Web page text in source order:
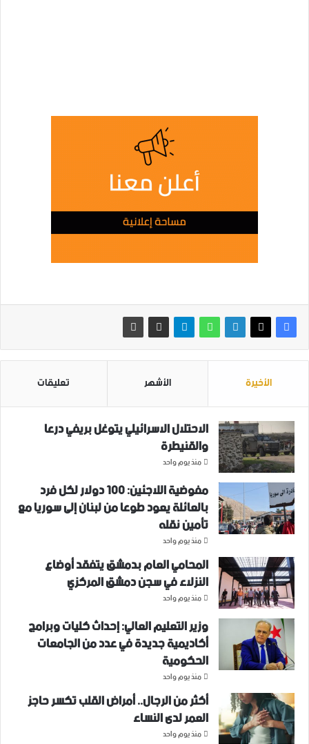
الأخيرة الأشهر تعليقات
الاحتلال الاسرائيلي يتوغل بريفي درعا
والقنيطرة
منذ يوم واحد
مفوضية اللاجئين: 100 دولار لكل فرد
بالعائلة يعود طوعا من لبنان إلى سوريا مع
تأمين نقله
منذ يوم واحد
المحامي العام بدمشق يتفقد أوضاع
النزلاء في سجن دمشق المركزي
منذ يوم واحد
وزير التعليم العالي: إحداث كليات وبرامج
أكاديمية جديدة في عدد من الجامعات
الحكومية
منذ يوم واحد
أكثر من الرجال.. أمراض القلب تكسر حاجز
العمر لدى النساء
منذ يوم واحد